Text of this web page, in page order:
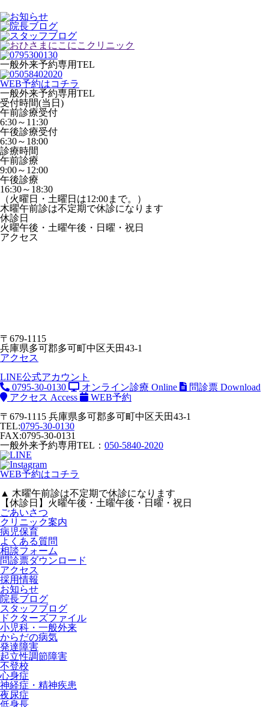
一般外来予約専用TEL
WEB予約はコチラ
一般外来予約専用TEL
受付時間(当日)
午前診療受付
6:30～11:30
午後診療受付
6:30～18:00
診療時間
午前診療
9:00～12:00
午後診療
16:30～18:30
（火曜日・土曜日は12:00まで。）
木曜午前診は不定期で休診になります
休診日
火曜午後・土曜午後・日曜・祝日
アクセス
〒679-1115
兵庫県多可郡多可町中区天田43-1
アクセス
LINE公式アカウント
0795-30-0130
オンライン診療 Online 問診票 Download
アクセス Access
WEB予約
〒679-1115 兵庫県多可郡多可町中区天田43-1
TEL:0795-30-0130
FAX:0795-30-0131
一般外来予約専用TEL： 050-5840-2020
WEB予約はコチラ
▲ 木曜午前診は不定期で休診になります
【休診日】火曜午後・土曜午後・日曜・祝日
ごあいさつ
クリニック案内
病児保育
よくある質問
相談フォーム
問診票ダウンロード
アクセス
採用情報
お知らせ
院長ブログ
スタッフブログ
ドクターズファイル
小児科・一般外来
からだの病気
発達障害
起立性調節障害
不登校
心身症
神経症・精神疾患
夜尿症
低身長